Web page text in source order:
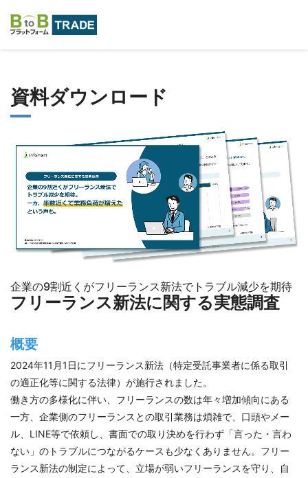
資料ダウンロード
企業の9割近くがフリーランス新法でトラブル減少を期待
フリーランス新法に関する実態調査
概要
2024年11月1日にフリーランス新法（特定受託事業者に係る取引
の適正化等に関する法律）が施行されました。
働き方の多様化に伴い、フリーランスの数は年々増加傾向にある
一方、企業側のフリーランスとの取引業務は煩雑で、口頭やメー
ル、LINE等で依頼し、書面での取り決めを行わず「言った・言わ
ない」のトラブルにつながるケースも少なくありません。フリー
ランス新法の制定によって、立場が弱いフリーランスを守り、自